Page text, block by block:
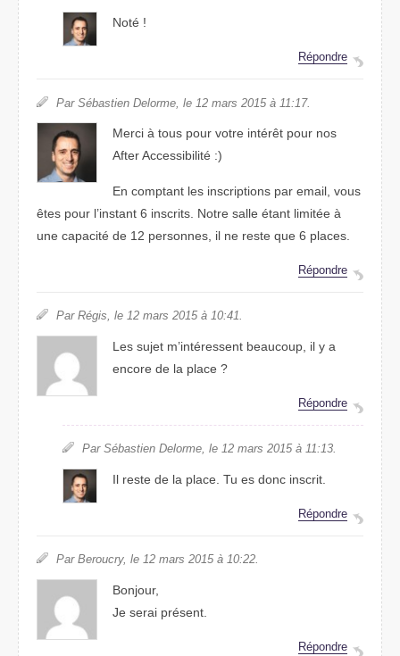
Noté !
Répondre
Par Sébastien Delorme, le 12 mars 2015 à 11:17.
Merci à tous pour votre intérêt pour nos
After Accessibilité :)
En comptant les inscriptions par email, vous
êtes pour l’instant 6 inscrits. Notre salle étant limitée à
une capacité de 12 personnes, il ne reste que 6 places.
Répondre
Par Régis, le 12 mars 2015 à 10:41.
Les sujet m’intéressent beaucoup, il y a
encore de la place ?
Répondre
Par Sébastien Delorme, le 12 mars 2015 à 11:13.
Il reste de la place. Tu es donc inscrit.
Répondre
Par Beroucry, le 12 mars 2015 à 10:22.
Bonjour,
Je serai présent.
Répondre